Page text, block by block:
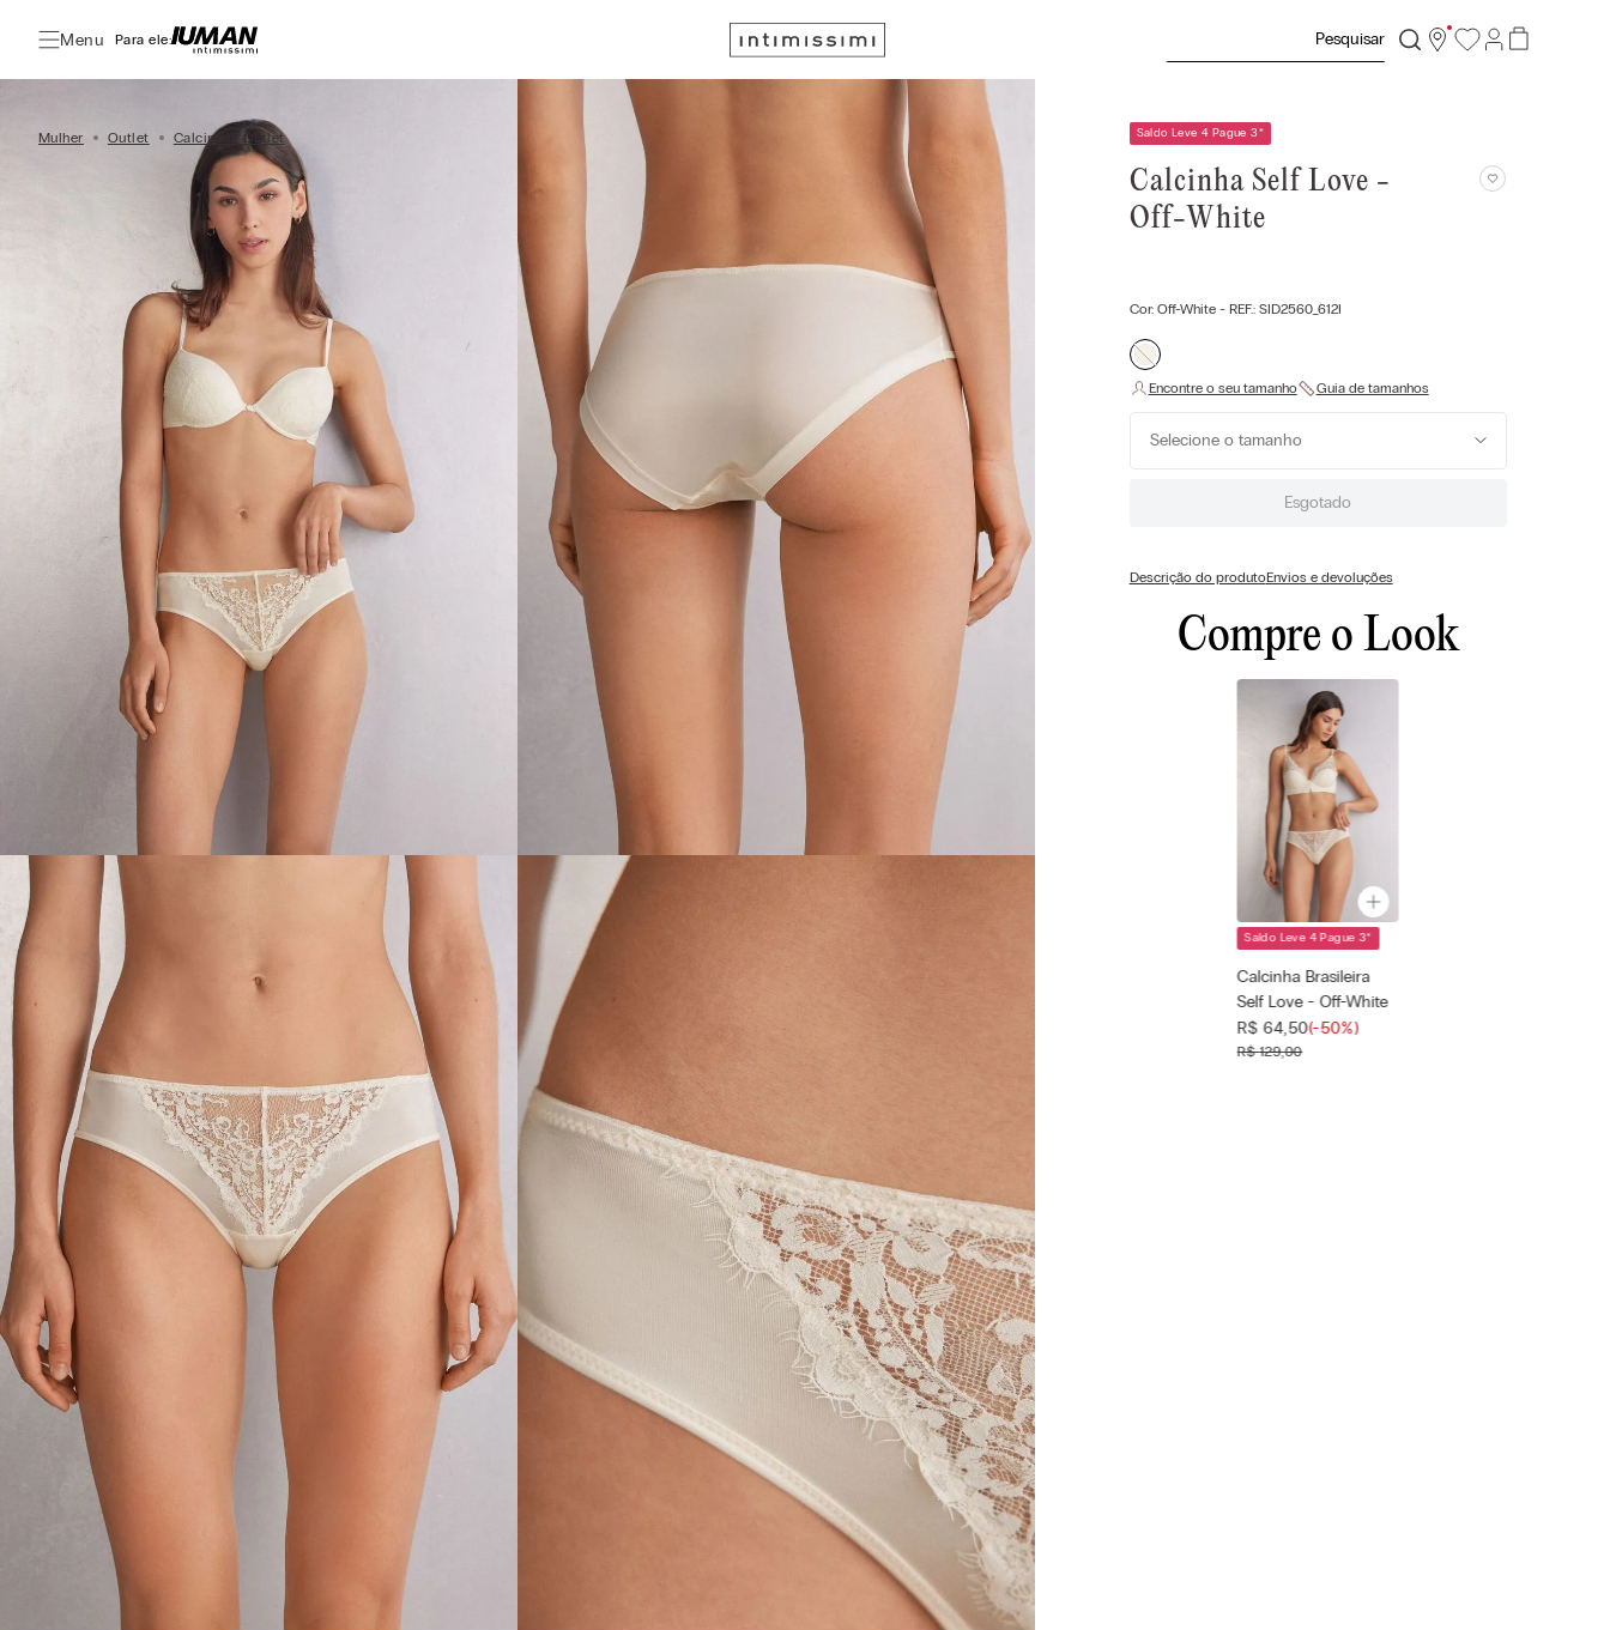
Menu Para ele:
Mulher Outlet Calcinhas Outlet Saldo Leve 4 Pague 3*
Calcinha Self Love -
Off-White
Cor: Off-White- REF.: SID2560_612I
Selecione o tamanho
Esgotado
Descrição do produtoEnvios e devoluções
Compre o Look
Cor selecionada
Off-White - 612i
- Vanilla
Tamanho
selecionado
Saldo Leve 4 Pague 3*
Calcinha Brasileira
Self Love - Off-White
R$ 64,50(-50%)
R$ 129,00